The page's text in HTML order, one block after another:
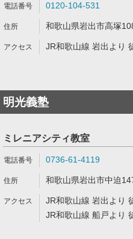
0120-104-531
和歌山県岩出市高塚
JR和歌山線 岩出より
明光義塾
ミレニアシティ教室
0736-61-4119
和歌山県岩出市中迫
JR和歌山線 岩出より
JR和歌山線 船戸より